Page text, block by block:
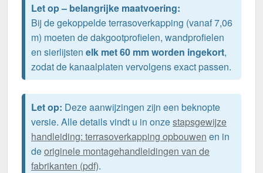
Let op – belangrijke maatvoering:
Bij de gekoppelde terrasoverkapping (vanaf 7,06
m) moeten de dakgootprofielen, wandprofielen
en sierlijsten elk met 60 mm worden ingekort,
zodat de kanaalplaten vervolgens exact passen.
Let op: Deze aanwijzingen zijn een beknopte
versie. Alle details vindt u in onzestapsgewijze
handleiding: terrasoverkapping opbouwen en in
deoriginele montagehandleidingen van de
fabrikanten (pdf).